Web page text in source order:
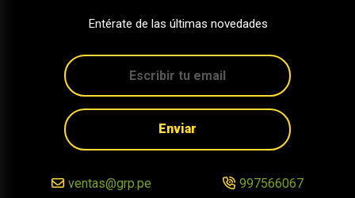
Entérate de las últimas novedades
Enviar
ventas@grp.pe 997566067